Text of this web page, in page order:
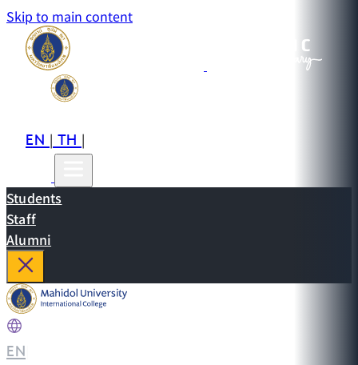
Skip to main content
EN|TH|
Students
Staff
Alumni
EN